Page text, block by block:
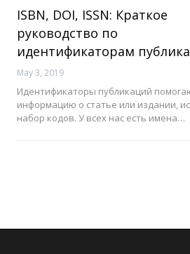
ISBN, DOI, ISSN: Краткое
руководство по
идентификаторам
May 3, 2019
Идентификаторы публикаций
информацию о статье или издании,
набор кодов. У всех нас есть имена…